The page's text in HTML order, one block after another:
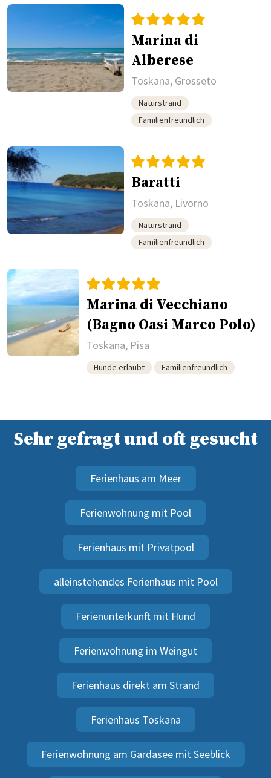
Marina di
Alberese
Toskana, Grosseto
Naturstrand
Familienfreundlich
Baratti
Toskana, Livorno
Naturstrand
Familienfreundlich
Marina di Vecchiano
(Bagno Oasi Marco Polo)
Toskana, Pisa
Hunde erlaubt Familienfreundlich
Sehr gefragt und oft gesucht
Ferienhaus am Meer
Ferienwohnung mit Pool
Ferienhaus mit Privatpool
alleinstehendes Ferienhaus mit Pool
Ferienunterkunft mit Hund
Ferienwohnung im Weingut
Ferienhaus direkt am Strand
Ferienhaus Toskana
Ferienwohnung am Gardasee mit Seeblick